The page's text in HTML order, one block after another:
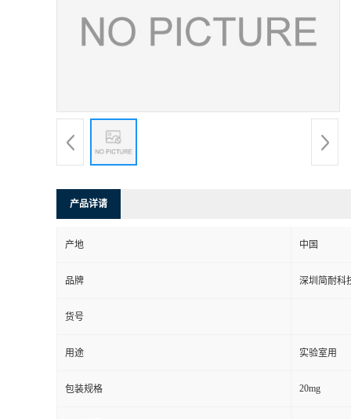
产品详请
产地 中国
品牌 深圳简耐科
货号
用途 实验室用
包装规格 20mg